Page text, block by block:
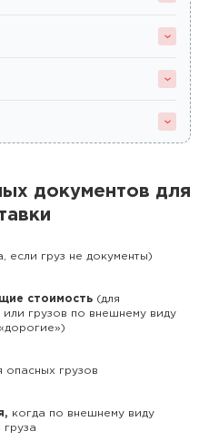
документов для
если груз не документы)
стоимость (для
грузов по внешнему виду
опасных грузов
когда по внешнему виду
груза